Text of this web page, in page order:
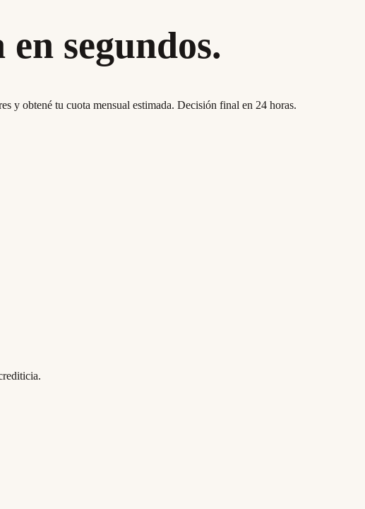
segundos.
y obtené tu cuota mensual estimada. Decisión final en 24 horas.